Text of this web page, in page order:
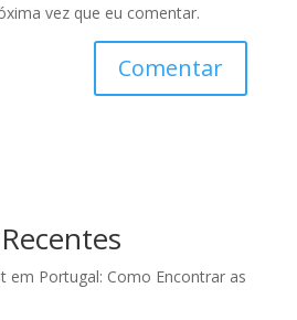
vez que eu comentar.
em Portugal: Como Encontrar as